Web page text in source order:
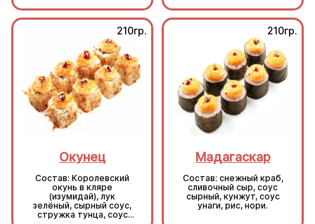
210гр.
Окунец
Состав: Королевский
окунь в кляре
(изумидай), лук
зелёный, сырный соус,
стружка тунца, соус
210гр.
Мадагаскар
Состав: снежный краб,
сливочный сыр, соус
сырный, кунжут, соус
унаги, рис, нори.